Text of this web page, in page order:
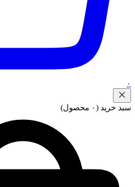
۰
سبد خرید (۰ محصول)